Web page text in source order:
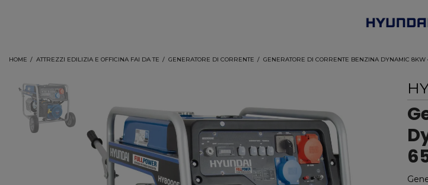
HOME ATTREZZI EDILIZIA E OFFICINA FAI DA TE GENERATORE DI CORRENTE GENERATORE DI CORRENTE BENZINA DYNAMIC